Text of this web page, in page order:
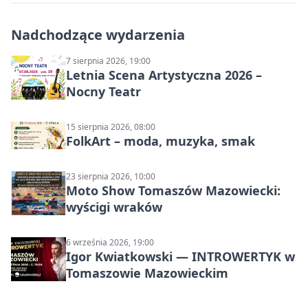
Nadchodzące wydarzenia
7 sierpnia 2026, 19:00
Letnia Scena Artystyczna 2026 –
Nocny Teatr
15 sierpnia 2026, 08:00
FolkArt – moda, muzyka, smak
23 sierpnia 2026, 10:00
Moto Show Tomaszów Mazowiecki:
wyścigi wraków
6 września 2026, 19:00
Igor Kwiatkowski — INTROWERTYK w
Tomaszowie Mazowieckim